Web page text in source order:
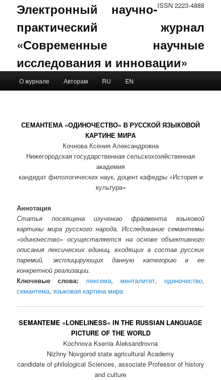
ISSN 2223-4888
Электронный научно-
практический журнал
«Современные научные
исследования и инновации»
Skip to primary content
Skip to secondary content
О журнале Авторам RU EN
СЕМАНТЕМА «ОДИНОЧЕСТВО» В РУССКОЙ ЯЗЫКОВОЙ
КАРТИНЕ МИРА
Кочнова Ксения Александровна
Нижегородская государственная сельскохозяйственная
академия
кандидат филологических наук, доцент кафедры «История и
культура»
Аннотация
Статья посвящена изучению фрагмента языковой
картины мира русского народа. Исследование семантемы
«одиночество» осуществляется на основе объективного
описания лексических единиц, входящих в состав русских
паремий, эксплицирующих данную категорию в ее
конкретной реализации.
Ключевые слова:
лексема, менталитет, одиночество,
семантема,языковая картина мира
SEMANTEME «LONELINESS» IN THE RUSSIAN LANGUAGE
PICTURE OF THE WORLD
Kochnоva Ksenia Aleksandrovna
Nizhny Novgorod state agricultural Academy
candidate of philological Sciences, associate Professor of history
and culture